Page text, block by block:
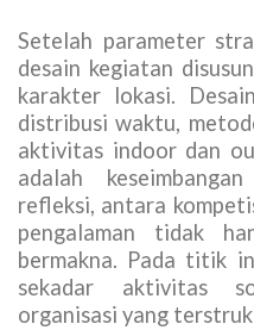
Setelah parameter
desain kegiatan
karakter lokasi.
distribusi waktu,
aktivitas indoor dan
adalah
refleksi, antara
pengalaman tidak
bermakna. Pada titik
sekadar aktivitas
organisasi yang